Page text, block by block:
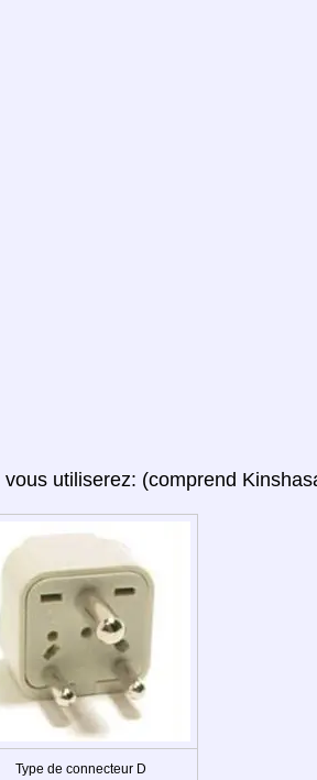
vous utiliserez: (comprend
Type de connecteur D